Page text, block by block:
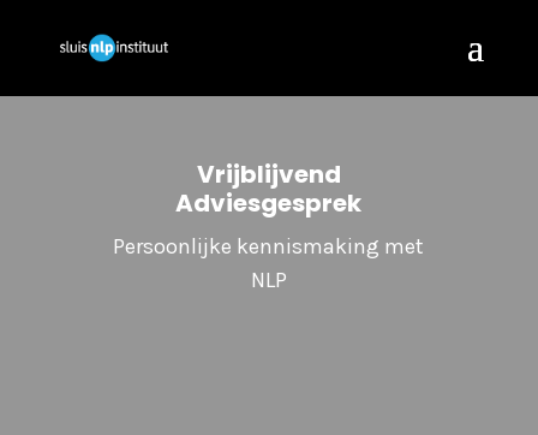
Vrijblijvend
Adviesgesprek
Persoonlijke kennismaking met
NLP